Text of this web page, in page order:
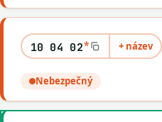
10 04 02* + název
Nebezpečný